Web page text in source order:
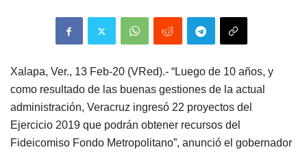
Xalapa, Ver., 13 Feb-20 (VRed).- “Luego de 10 años, y
como resultado de las buenas gestiones de la actual
administración, Veracruz ingresó 22 proyectos del
Ejercicio 2019 que podrán obtener recursos del
Fideicomiso Fondo Metropolitano”, anunció el gobernador